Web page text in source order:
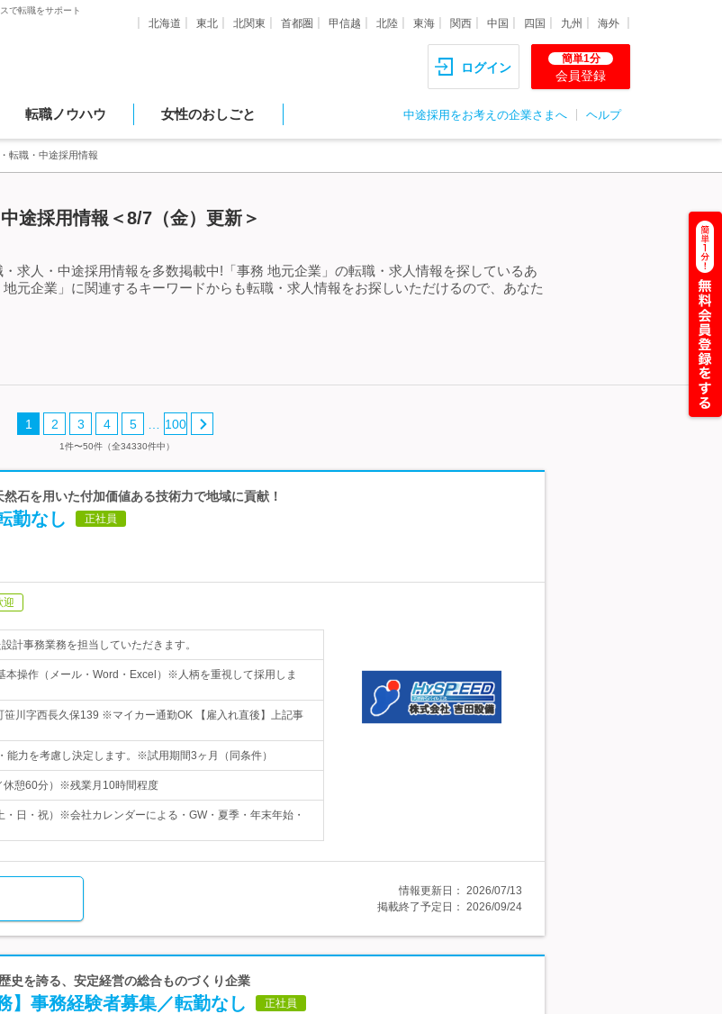
で転職をサポート
北海道 東北 北関東 首都圏 甲信越 北陸 東海 関西 中国 四国 九州 海外
ログイン
簡単1分
会員登録
転職ノウハウ 女性のおしごと 中途採用をお考えの企業さまへ ヘルプ
転職・中途採用情報
途採用情報＜8/7（金）更新＞
求人・中途採用情報を多数掲載中!「事務 地元企業」の転職・求人情報を探しているあ
元企業」に関連するキーワードからも転職・求人情報をお探しいただけるので、あなた
1 2 3 4 5 100
1件〜50件（全34330件中）
石を用いた付加価値ある技術力で地域に貢献！
勤なし 正社員
迎
計事務業務を担当していただきます。
本操作（メール・Word・Excel）※人柄を重視して採用しま
笹川字西長久保139 ※マイカー通勤OK 【雇入れ直後】上記事
力を考慮し決定します。※試用期間3ヶ月（同条件）
休憩60分）※残業月10時間程度
・日・祝）※会社カレンダーによる・GW・夏季・年末年始・
情報更新日： 2026/07/13
掲載終了予定日： 2026/09/24
史を誇る、安定経営の総合ものづくり企業
】事務経験者募集／転勤なし 正社員